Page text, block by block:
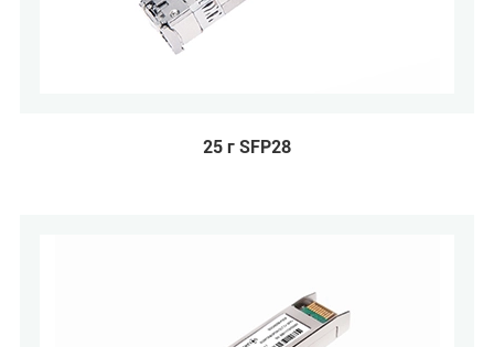
25 г SFP28